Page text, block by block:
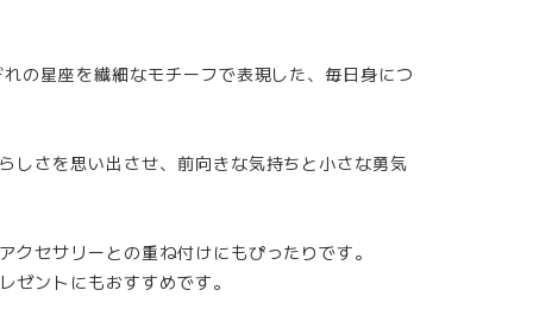
の星座を繊細なモチーフで表現した、毎日身につ
しさを思い出させ、前向きな気持ちと小さな勇気
セサリーとの重ね付けにもぴったりです。
ゼントにもおすすめです。